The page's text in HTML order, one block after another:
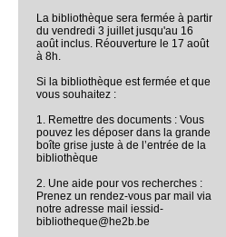
La bibliothèque sera fermée à partir
du vendredi 3 juillet jusqu'au 16
août inclus. Réouverture le 17 août
à 8h.
Si la bibliothèque est fermée et que
vous souhaitez :
1. Remettre des documents : Vous
pouvez les déposer dans la grande
boîte grise juste à de l’entrée de la
bibliothèque
2. Une aide pour vos recherches :
Prenez un rendez-vous par mail via
notre adresse mail iessid-
bibliotheque@he2b.be